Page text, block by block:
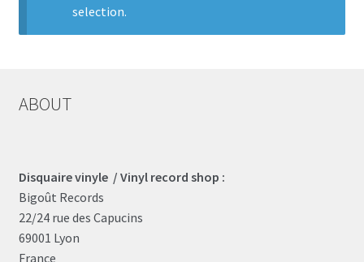
selection.
ABOUT
Disquaire vinyle / Vinyl record shop :
Bigoût Records
22/24 rue des Capucins
69001 Lyon
France